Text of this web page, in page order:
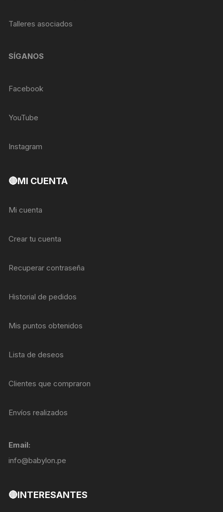
Talleres asociados
SÍGANOS
Facebook
YouTube
Instagram
🔴MI CUENTA
Mi cuenta
Crear tu cuenta
Recuperar contraseña
Historial de pedidos
Mis puntos obtenidos
Lista de deseos
Clientes que compraron
Envíos realizados
Email:
info@babylon.pe
🔴INTERESANTES